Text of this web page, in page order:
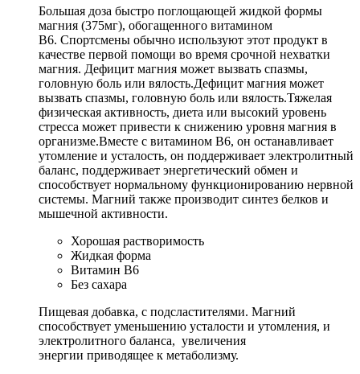
Большая доза быстро поглощающей жидкой формы
магния (375мг), обогащенного витамином
B6. Спортсмены обычно используют этот продукт в
качестве первой помощи во время срочной нехватки
магния. Дефицит магния может вызвать спазмы,
головную боль или вялость.Дефицит магния может
вызвать спазмы, головную боль или вялость.Тяжелая
физическая активность, диета или высокий уровень
стресса может привести к снижению уровня магния в
организме.Вместе с витамином B6, он останавливает
утомление и усталость, он поддерживает электролитный
баланс, поддерживает энергетический обмен и
способствует нормальному функционированию нервной
системы. Магний также производит синтез белков и
мышечной активности.
Хорошая растворимость
Жидкая форма
Витамин B6
Без сахара
Пищевая добавка, с подсластителями. Магний
способствует уменьшению усталости и утомления, и
электролитного баланса, увеличения
энергии приводящее к метаболизму.